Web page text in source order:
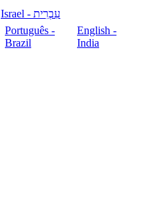
עִבְרִית - Israel
Português -
Brazil
English -
India